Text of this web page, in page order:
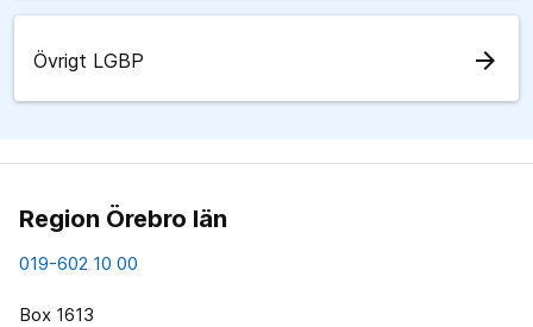
Övrigt LGBP arrow_forward
Region Örebro län
019-602 10 00
Box 1613